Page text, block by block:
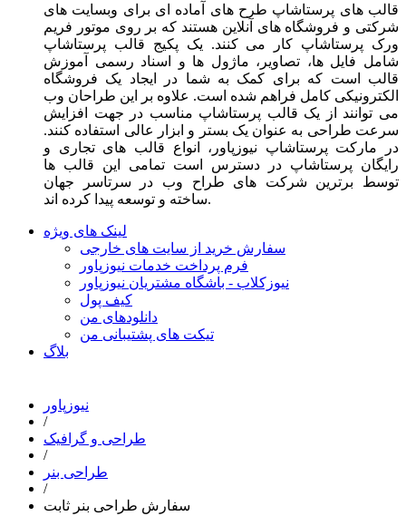
قالب های پرستاشاپ طرح های آماده ای برای وبسایت های
شرکتی و فروشگاه های آنلاین هستند که بر روی موتور فریم
ورک پرستاشاپ کار می کنند. یک پکیج قالب پرستاشاپ
شامل فایل ها، تصاویر، ماژول ها و اسناد رسمی آموزش
قالب است که برای کمک به شما در ایجاد یک فروشگاه
الکترونیکی کامل فراهم شده است. علاوه بر این طراحان وب
می توانند از یک قالب پرستاشاپ مناسب در جهت افزایش
سرعت طراحی به عنوان یک بستر و ابزار عالی استفاده کنند.
در مارکت پرستاشاپ نیوزپاور، انواع قالب های تجاری و
رایگان پرستاشاپ در دسترس است تمامی این قالب ها
توسط برترین شرکت های طراح وب در سرتاسر جهان
ساخته و توسعه پیدا کرده اند.
لینک های ویژه
سفارش خرید از سایت های خارجی
فرم پرداخت خدمات نیوزپاور
نیوزکلاب - باشگاه مشتریان نیوزپاور
کیف پول
دانلودهای من
تیکت های پشتیبانی من
بلاگ
نیوزپاور
/
طراحی و گرافیک
/
طراحی بنر
/
سفارش طراحی بنر ثابت